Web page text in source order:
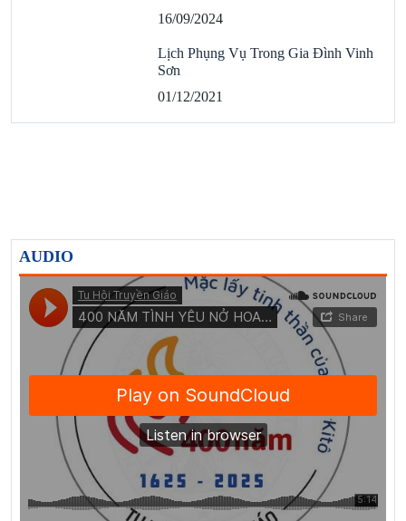
16/09/2024
Lịch Phụng Vụ Trong Gia Đình Vinh
Sơn
01/12/2021
AUDIO